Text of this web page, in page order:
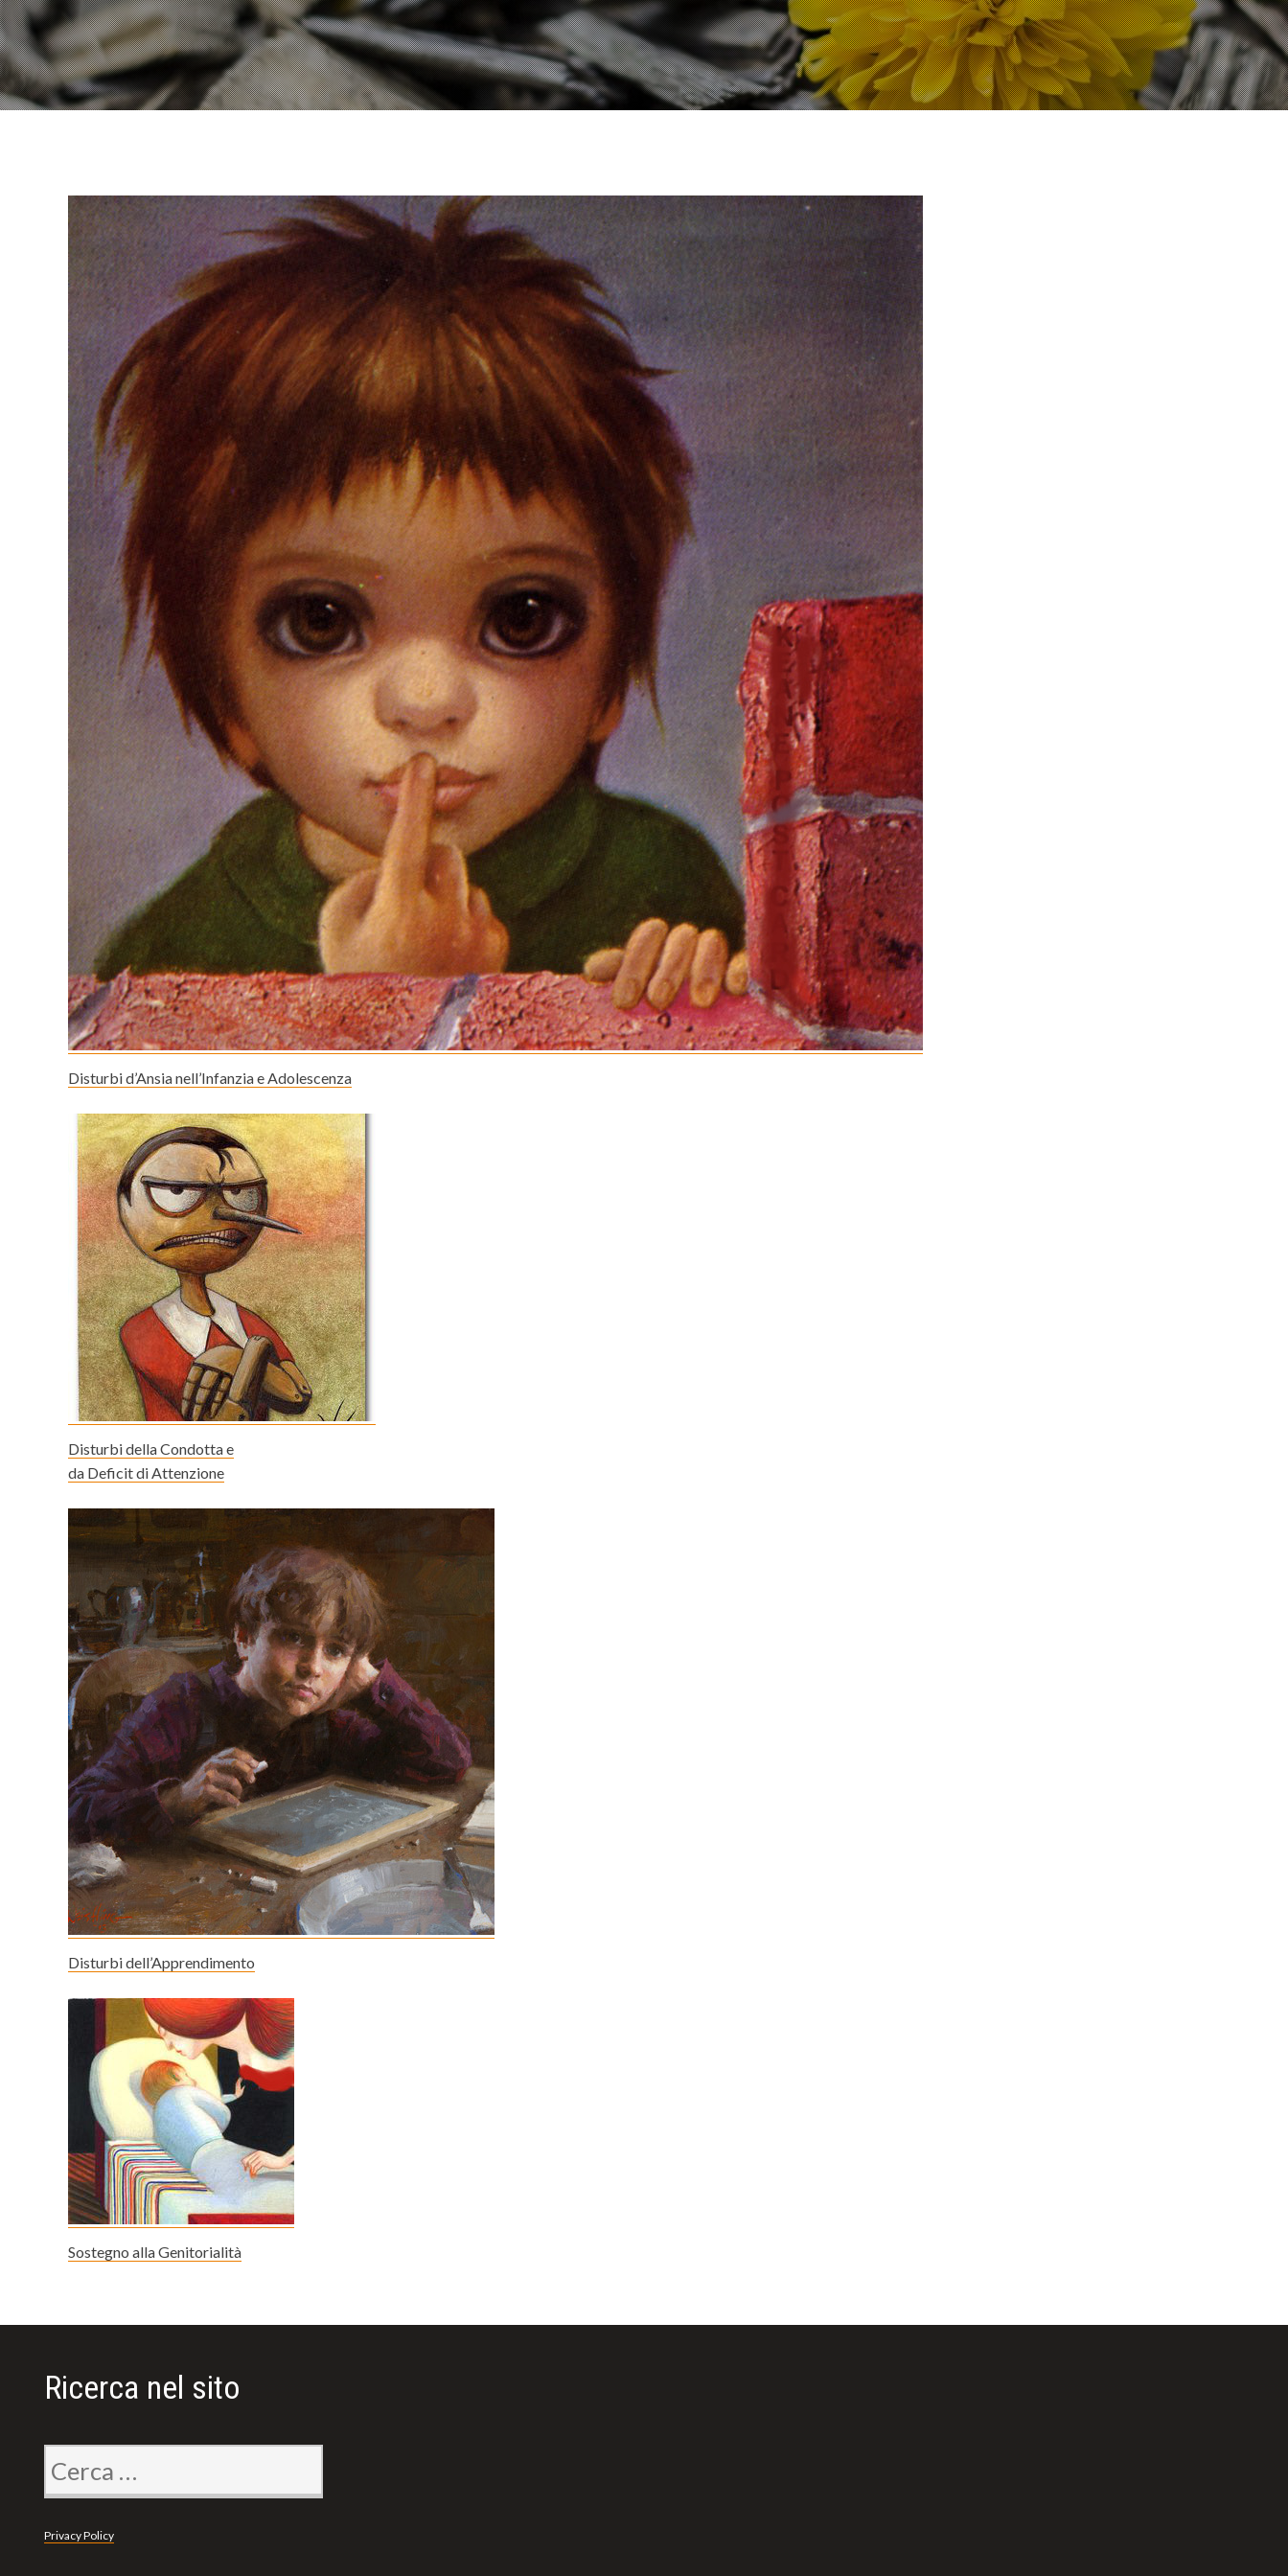
Disturbi d’Ansia nell’Infanzia e Adolescenza
Disturbi della Condotta e
da Deficit di Attenzione
Disturbi dell’Apprendimento
Sostegno alla Genitorialità
Ricerca nel sito
Ricerca
per:
Privacy Policy